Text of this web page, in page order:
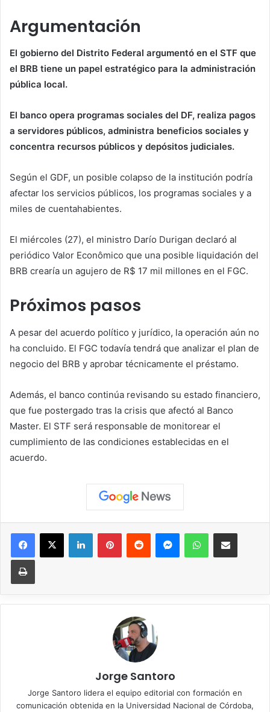
Argumentación
El gobierno del Distrito Federal argumentó en el STF que
el BRB tiene un papel estratégico para la administración
pública local.
El banco opera programas sociales del DF, realiza pagos
a servidores públicos, administra beneficios sociales y
concentra recursos públicos y depósitos judiciales.
Según el GDF, un posible colapso de la institución podría
afectar los servicios públicos, los programas sociales y a
miles de cuentahabientes.
El miércoles (27), el ministro Darío Durigan declaró al
periódico Valor Econômico que una posible liquidación del
BRB crearía un agujero de R$ 17 mil millones en el FGC.
Próximos pasos
A pesar del acuerdo político y jurídico, la operación aún no
ha concluido. El FGC todavía tendrá que analizar el plan de
negocio del BRB y aprobar técnicamente el préstamo.
Además, el banco continúa revisando su estado financiero,
que fue postergado tras la crisis que afectó al Banco
Master. El STF será responsable de monitorear el
cumplimiento de las condiciones establecidas en el
acuerdo.
Facebook
X LinkedInPinterestReddit MessengerWhatsAppCompartir vía correo
Imprimir
Jorge Santoro
Jorge Santoro lidera el equipo editorial con formación en
comunicación obtenida en la Universidad Nacional de Córdoba,